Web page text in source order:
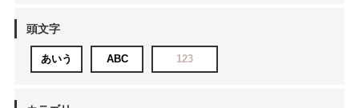
頭文字
あいう ABC 123